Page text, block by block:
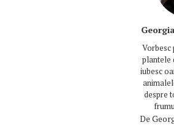
Vorbesc
plantele
iubesc
despre
De